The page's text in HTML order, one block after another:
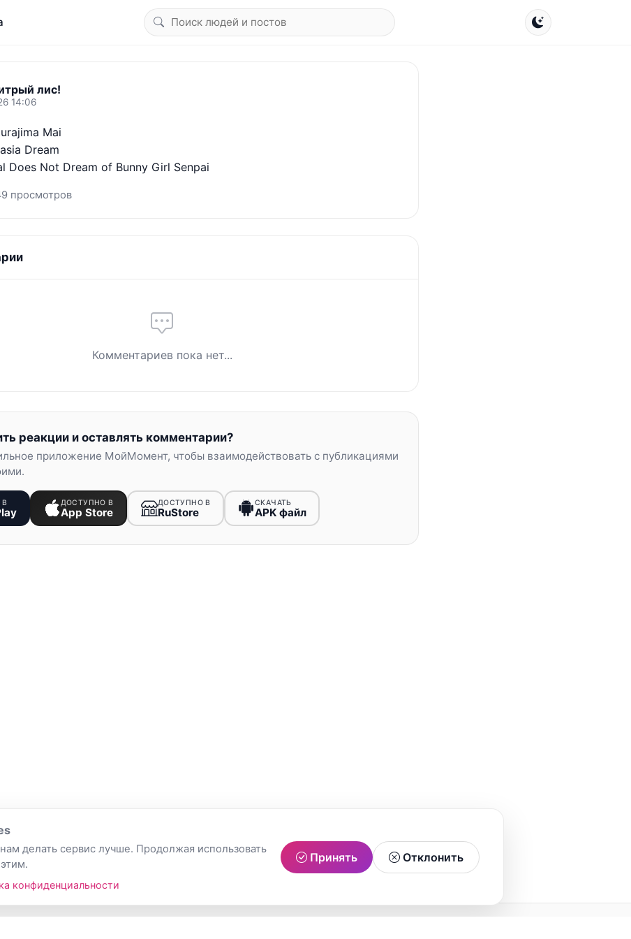
лис!
14:06
Mai
Dream
Does Not Dream of Bunny Girl Senpai
просмотров
Комментариев пока нет...
реакции и оставлять комментарии?
приложение МойМомент, чтобы взаимодействовать с публикациями
В ДОСТУПНО В
App Store
ДОСТУПНО В
RuStore
СКАЧАТЬ
APK файл
делать сервис лучше. Продолжая использовать
конфиденциальности
Принять Отклонить